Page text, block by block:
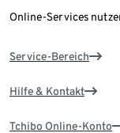
Online-Services
Service-Bereich
Hilfe & Kontakt
Tchibo Online-Konto